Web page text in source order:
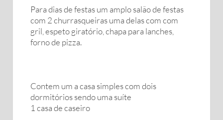
Para dias de festas um amplo salão de festas
com 2 churrasqueiras uma delas com com
gril, espeto giratório, chapa para lanches,
forno de pizza.
Contem um a casa simples com dois
dormitórios sendo uma suíte
1 casa de caseiro